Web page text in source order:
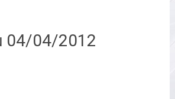
04/04/2012